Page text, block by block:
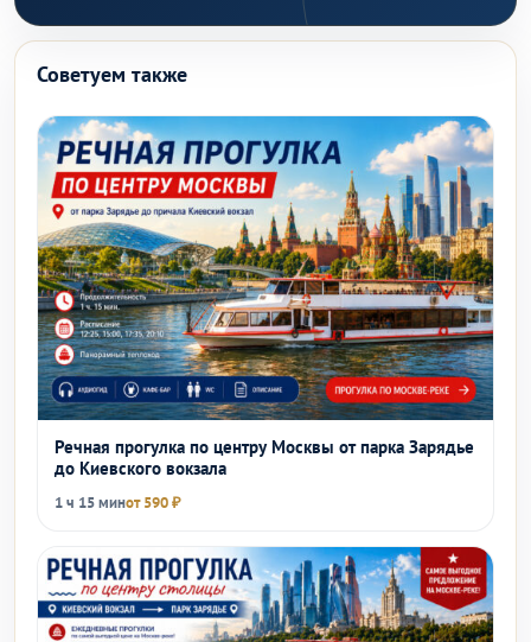
Советуем также
Речная прогулка по центру Москвы от парка Зарядье
до Киевского вокзала
1 ч 15 минот 590 ₽